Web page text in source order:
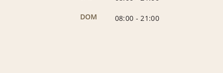
DOM
08:00 - 21:00